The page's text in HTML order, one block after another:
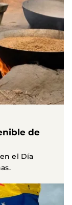
de
el Día